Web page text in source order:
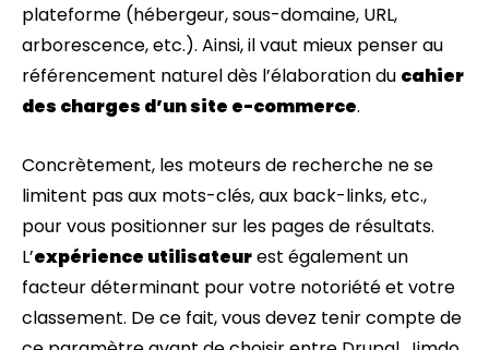
plateforme (hébergeur, sous-domaine, URL,
arborescence, etc.). Ainsi, il vaut mieux penser au
référencement naturel dès l’élaboration du cahier
des charges d’un site e-commerce.
Concrètement, les moteurs de recherche ne se
limitent pas aux mots-clés, aux back-links, etc.,
pour vous positionner sur les pages de résultats.
L’expérience utilisateurest également un
facteur déterminant pour votre notoriété et votre
classement. De ce fait, vous devez tenir compte de